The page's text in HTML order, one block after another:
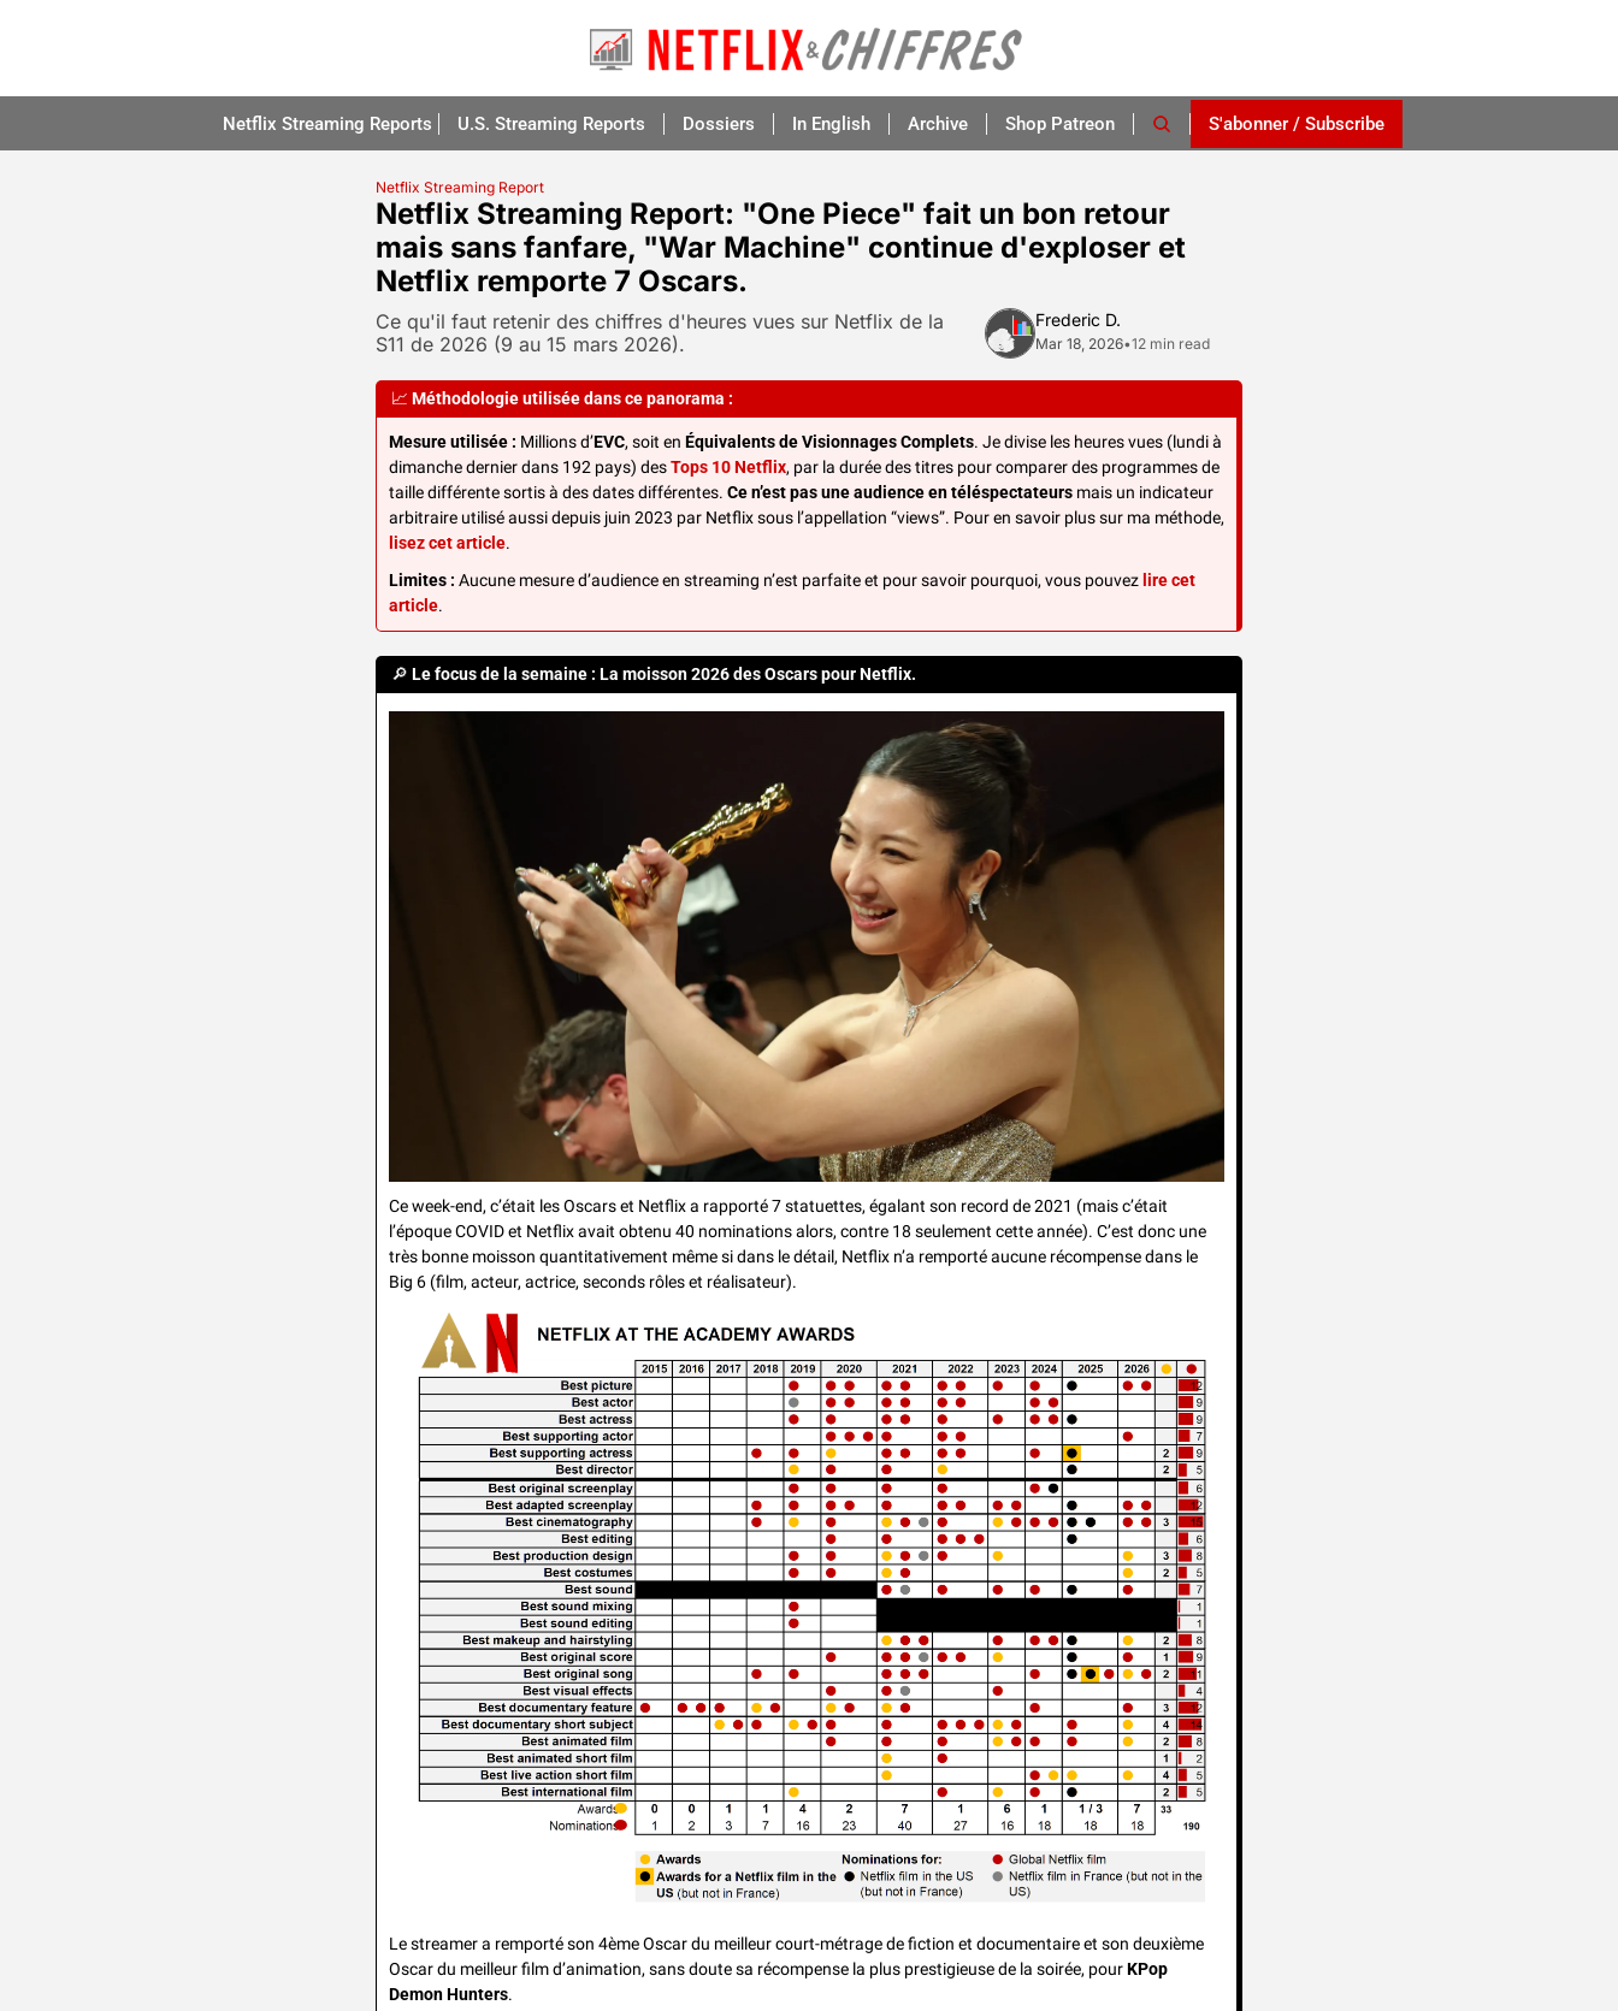
Netflix Streaming Reports U.S. Streaming Reports Dossiers In English Archive Shop Patreon S'abonner / Subscribe
Netflix Streaming Report
Netflix Streaming Report: "One Piece" fait un bon retour
mais sans fanfare, "War Machine" continue d'exploser et
Netflix remporte 7 Oscars.
Ce qu'il faut retenir des chiffres d'heures vues sur Netflix de la
S11 de 2026 (9 au 15 mars 2026).
Frederic D.
Mar 18, 2026•12 min read
📈 Méthodologie utilisée dans ce panorama :
Mesure utilisée : Millions d’EVC, soit en Équivalents de Visionnages Complets. Je divise les heures vues (lundi à
dimanche dernier dans 192 pays) des Tops 10 Netflix, par la durée des titres pour comparer des programmes de
taille différente sortis à des dates différentes. Ce n’est pasune audience en téléspectateurs mais un indicateur
lisez cet article.
Limites : Aucune mesure d’audience en streaming n’est parfaite et pour savoir pourquoi, vous pouvez lire cet
article.
🔎 Le focus de la semaine : La moisson 2026 des Oscars pour Netflix.
Ce week-end, c’était les Oscars et Netflix a rapporté 7 statuettes, égalant son record de 2021 (mais c’était
l’époque COVID et Netflix avait obtenu 40 nominations alors, contre 18 seulement cette année). C’est donc une
très bonne moisson quantitativement même si dans le détail, Netflix n’a remporté aucune récompense dans le
Big 6 (film, acteur, actrice, seconds rôles et réalisateur).
Le streamer a remporté son 4ème Oscar du meilleur court-métrage de fiction et documentaire et son deuxième
Oscar du meilleur film d’animation, sans doute sa récompense la plus prestigieuse de la soirée, pour KPop
Demon Hunters.